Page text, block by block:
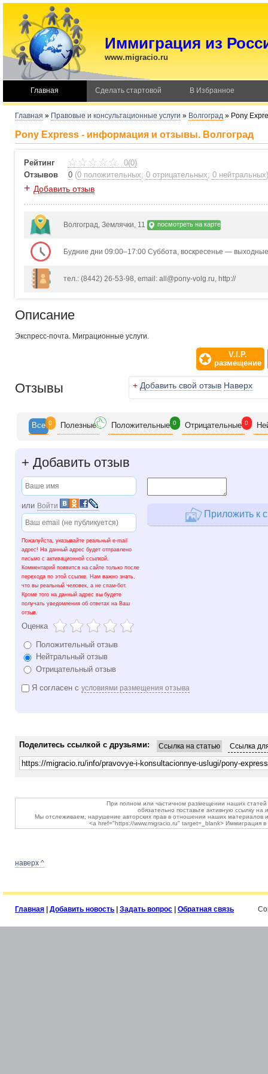
Иммиграция из
www.migracio.ru
Главная Сделать стартовой В Избранное
Главная » Правовые и консультационные услуги » Волгоград » Pony
Pony Express - информация и отзывы. Волгоград
Рейтинг
0(0)
Отзывов
0 (0 положительных, 0 отрицательных, 0 нейтральных)
+ Добавить отзыв
Волгоград, Землячки, 11 посмотреть на карте
Будние дни 09:00–17:00 Суббота, воскресенье — выходные
тел.: (8442) 26-53-98, email: all@pony-volg.ru, http://
Описание
Экспресс-почта. Миграционные услуги.
V.I.P.
размещение
Отзывы + Добавить свой отзыв Наверх
Все 0 Полезные Положительные 0 Отрицательные 0
+ Добавить отзыв
или Войти
Пожалуйста, указывайте реальный e-mail
адрес! На данный адрес будет отправлено
письмо с активационной ссылкой.
Комментарий появится на сайте только после
перехода по этой ссылке. Нам важно знать,
что вы реальный человек, а не спам-бот.
Кроме того на данный адрес вы будете
получать уведомления об ответах на Ваш
отзыв.
Оценка
Положительный отзыв
Нейтральный отзыв
Отрицательный отзыв
Приложить к
Я согласен с условиями размещения отзыва
Ссылка на статью Ссылка
Поделитесь ссылкой с друзьями:
При полном или частичном размещении наших статей
обязательно поставьте активную ссылку на
Мы отслеживаем, нарушение авторских прав в отношении наших материалов
<a href="https://www.migracio.ru" target=_blank> Иммиграция
наверх ^
Главная Добавить новость Задать вопрос Обратная связь